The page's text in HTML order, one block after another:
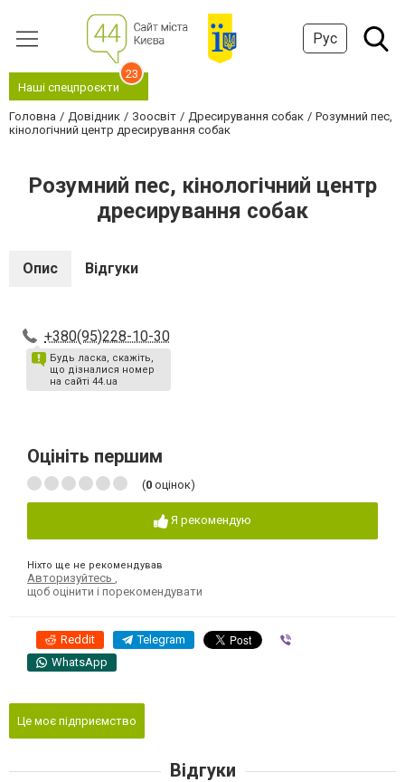
Рус
Наші спецпроєкти
23
Головна Довідник Зоосвіт Дресирування собак
Розумний пес,
кінологічний центр дресирування собак
Розумний пес, кінологічний центр
дресирування собак
Опис Відгуки
+380(95)228-10-30
Будь ласка, скажіть,
що дізналися номер
на сайті 44.ua
Оцініть першим
(0 оцінок)
Я рекомендую
Ніхто ще не рекомендував
Авторизуйтесь
щоб оцінити і порекомендувати
Reddit Telegram
WhatsApp
Це моє підприємство
Відгуки